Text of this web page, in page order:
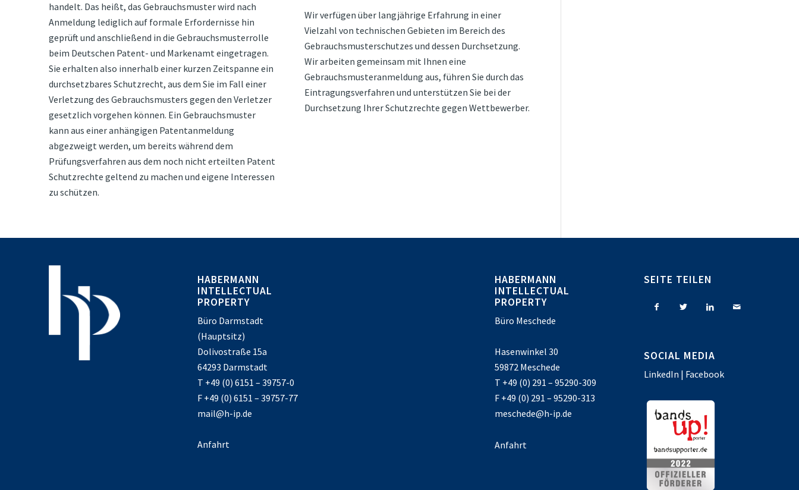
handelt. Das heißt, das Gebrauchsmuster wird nach
Anmeldung lediglich auf formale Erfordernisse hin
geprüft und anschließend in die Gebrauchsmusterrolle
beim Deutschen Patent- und Markenamt eingetragen.
Sie erhalten also innerhalb einer kurzen Zeitspanne ein
durchsetzbares Schutzrecht, aus dem Sie im Fall einer
Verletzung des Gebrauchsmusters gegen den Verletzer
gesetzlich vorgehen können. Ein Gebrauchsmuster
kann aus einer anhängigen Patentanmeldung
abgezweigt werden, um bereits während dem
Prüfungsverfahren aus dem noch nicht erteilten Patent
Schutzrechte geltend zu machen und eigene Interessen
zu schützen.
Wir verfügen über langjährige Erfahrung in einer
Vielzahl von technischen Gebieten im Bereich des
Gebrauchsmusterschutzes und dessen Durchsetzung.
Wir arbeiten gemeinsam mit Ihnen eine
Gebrauchsmusteranmeldung aus, führen Sie durch das
Eintragungsverfahren und unterstützen Sie bei der
Durchsetzung Ihrer Schutzrechte gegen Wettbewerber.
HABERMANN
INTELLECTUAL
PROPERTY
Büro Darmstadt
(Hauptsitz)
Dolivostraße 15a
64293 Darmstadt
T +49 (0) 6151 – 39757-0
F +49 (0) 6151 – 39757-77
mail@h-ip.de
Anfahrt
HABERMANN
INTELLECTUAL
PROPERTY
Büro Meschede
Hasenwinkel 30
59872 Meschede
T +49 (0) 291 – 95290-309
F +49 (0) 291 – 95290-313
meschede@h-ip.de
Anfahrt
SEITE TEILEN
SOCIAL MEDIA
LinkedIn | Facebook